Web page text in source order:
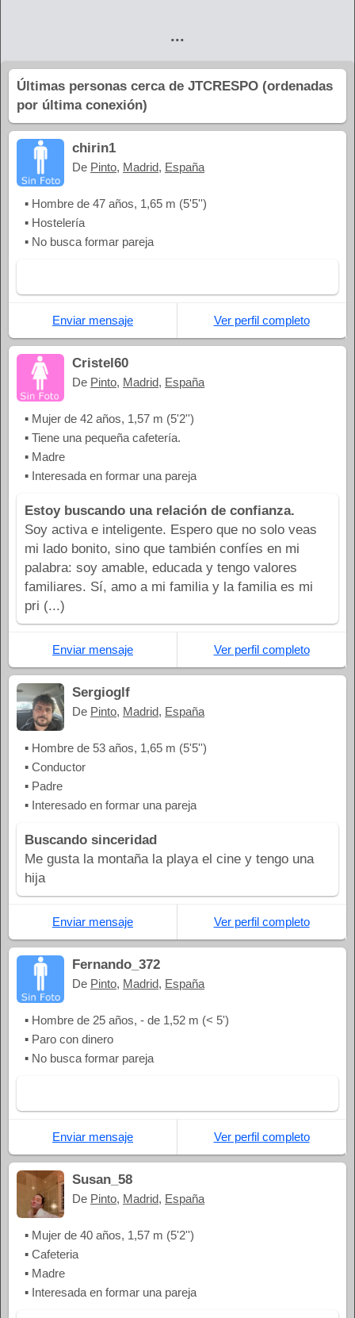
...
Últimas personas cerca de JTCRESPO (ordenadas
por última conexión)
chirin1
De Pinto, Madrid, España
▪ Hombre de 47 años, 1,65 m (5'5'')
▪ Hostelería
▪ No busca formar pareja
Enviar mensaje Ver perfil completo
Cristel60
De Pinto, Madrid, España
▪ Mujer de 42 años, 1,57 m (5'2'')
▪ Tiene una pequeña cafetería.
▪ Madre
▪ Interesada en formar una pareja
Estoy buscando una relación de confianza.
Soy activa e inteligente. Espero que no solo veas
mi lado bonito, sino que también confíes en mi
palabra: soy amable, educada y tengo valores
familiares. Sí, amo a mi familia y la familia es mi
pri (...)
Enviar mensaje Ver perfil completo
Sergioglf
De Pinto, Madrid, España
▪ Hombre de 53 años, 1,65 m (5'5'')
▪ Conductor
▪ Padre
▪ Interesado en formar una pareja
Buscando sinceridad
Me gusta la montaña la playa el cine y tengo una
hija
Enviar mensaje Ver perfil completo
Fernando_372
De Pinto, Madrid, España
▪ Hombre de 25 años, - de 1,52 m (< 5')
▪ Paro con dinero
▪ No busca formar pareja
Enviar mensaje Ver perfil completo
Susan_58
De Pinto, Madrid, España
▪ Mujer de 40 años, 1,57 m (5'2'')
▪ Cafeteria
▪ Madre
▪ Interesada en formar una pareja